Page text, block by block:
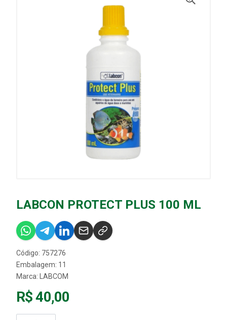
LABCON PROTECT PLUS 100 ML
Código: 757276
Embalagem: 11
Marca:
LABCOM
R$ 40,00